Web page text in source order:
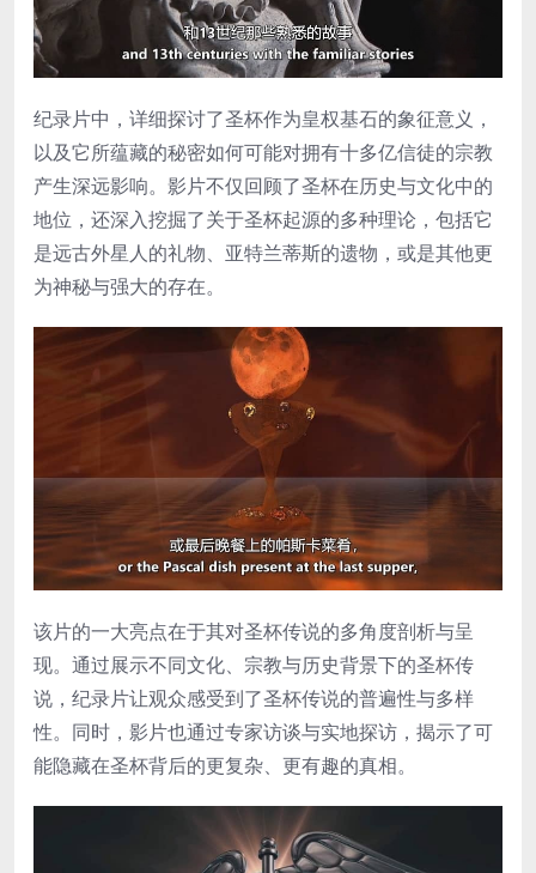
纪录片中，详细探讨了圣杯作为皇权基石的象征意义，
以及它所蕴藏的秘密如何可能对拥有十多亿信徒的宗教
产生深远影响。影片不仅回顾了圣杯在历史与文化中的
地位，还深入挖掘了关于圣杯起源的多种理论，包括它
是远古外星人的礼物、亚特兰蒂斯的遗物，或是其他更
为神秘与强大的存在。
该片的一大亮点在于其对圣杯传说的多角度剖析与呈
现。通过展示不同文化、宗教与历史背景下的圣杯传
说，纪录片让观众感受到了圣杯传说的普遍性与多样
性。同时，影片也通过专家访谈与实地探访，揭示了可
能隐藏在圣杯背后的更复杂、更有趣的真相。